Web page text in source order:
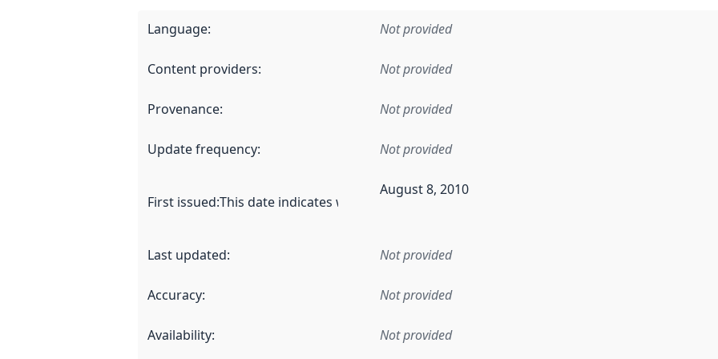
Language: Not provided
Content providers: Not provided
Provenance: Not provided
Update frequency: Not provided
First issued:This date indicates when the data in this dataset was first released. It may have
August 8, 2010
Last updated: Not provided
Accuracy: Not provided
Availability: Not provided